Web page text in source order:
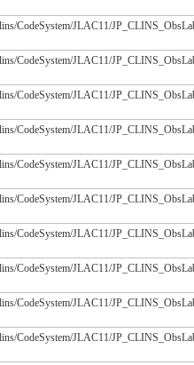
CodeSystem/JLAC11/
CodeSystem/JLAC11/
CodeSystem/JLAC11/
CodeSystem/JLAC11/
CodeSystem/JLAC11/
CodeSystem/JLAC11/
CodeSystem/JLAC11/
CodeSystem/JLAC11/
CodeSystem/JLAC11/
CodeSystem/JLAC11/